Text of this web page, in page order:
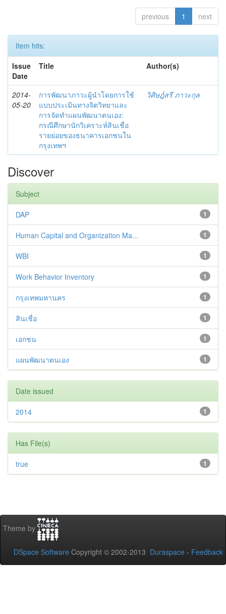
previous 1 next
Item hits:
Issue
Date
Title Author(s)
2014-
05-20
การพัฒนาภาวะผู้นำโดยการใช้
แบบประเมินทางจิตวิทยาและ
การจัดทำแผนพัฒนาตนเอง:
กรณีศึกษานักวิเคราะห์สินเชื่อ
รายย่อยของธนาคารเอกชนใน
กรุงเทพฯ
วิศิษฎ์สรี ภาวะกุล
Discover
Subject
1
DAP
1
Human Capital and Organization Ma...
1
WBI
1
Work Behavior Inventory
1
กรุงเทพมหานคร
1
สินเชื่อ
1
เอกชน
1
แผนพัฒนาตนเอง
Date issued
1
2014
Has File(s)
1
true
Theme by
DSpace Software Copyright © 2002-2013 Duraspace - Feedback